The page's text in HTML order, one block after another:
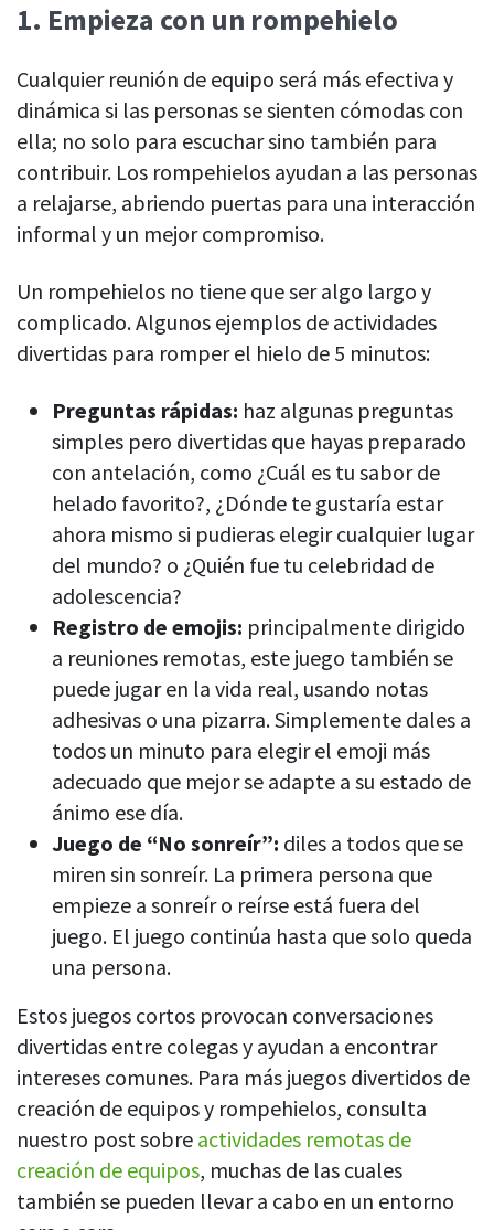
Directorio de empleados
colega
Ubicación IP
Vea quién está trabajando desde la oficina o remoto
Ver todas las funciones
1. Empieza con un rompehielo
Cualquier reunión de equipo será más efectiva y
dinámica si las personas se sienten cómodas con
ella; no solo para escuchar sino también para
contribuir. Los rompehielos ayudan a las personas
a relajarse, abriendo puertas para una interacción
informal y un mejor compromiso.
Un rompehielos no tiene que ser algo largo y
complicado. Algunos ejemplos de actividades
divertidas para romper el hielo de 5 minutos:
Preguntas rápidas: haz algunas preguntas
simples pero divertidas que hayas preparado
con antelación, como ¿Cuál es tu sabor de
helado favorito?, ¿Dónde te gustaría estar
ahora mismo si pudieras elegir cualquier lugar
del mundo? o ¿Quién fue tu celebridad de
adolescencia?
Registro de emojis: principalmente dirigido
a reuniones remotas, este juego también se
puede jugar en la vida real, usando notas
adhesivas o una pizarra. Simplemente dales a
todos un minuto para elegir el emoji más
adecuado que mejor se adapte a su estado de
ánimo ese día.
Juego de “No sonreír”: diles a todos que se
miren sin sonreír. La primera persona que
empieze a sonreír o reírse está fuera del
juego. El juego continúa hasta que solo queda
una persona.
Estos juegos cortos provocan conversaciones
divertidas entre colegas y ayudan a encontrar
intereses comunes. Para más juegos divertidos de
creación de equipos y rompehielos, consulta
nuestro post sobre actividades remotas de
creación de equipos, muchas de las cuales
también se pueden llevar a cabo en un entorno